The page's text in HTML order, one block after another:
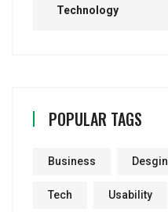
Technology
POPULAR TAGS
Business Desgin
Tech Usability